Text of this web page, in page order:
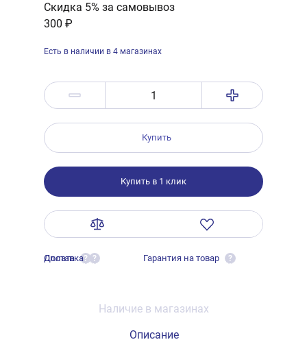
Скидка 5% за самовывоз
300 ₽
Есть в наличии в 4 магазинах
Купить
Купить в 1 клик
Оплата ?
Доставка ? Гарантия на товар ?
Наличие в магазинах
Описание